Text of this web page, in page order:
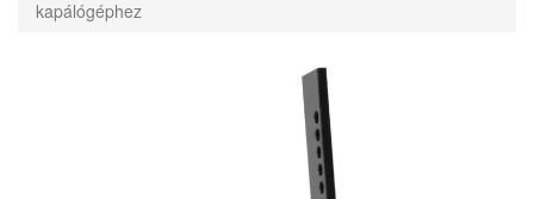
kapálógéphez